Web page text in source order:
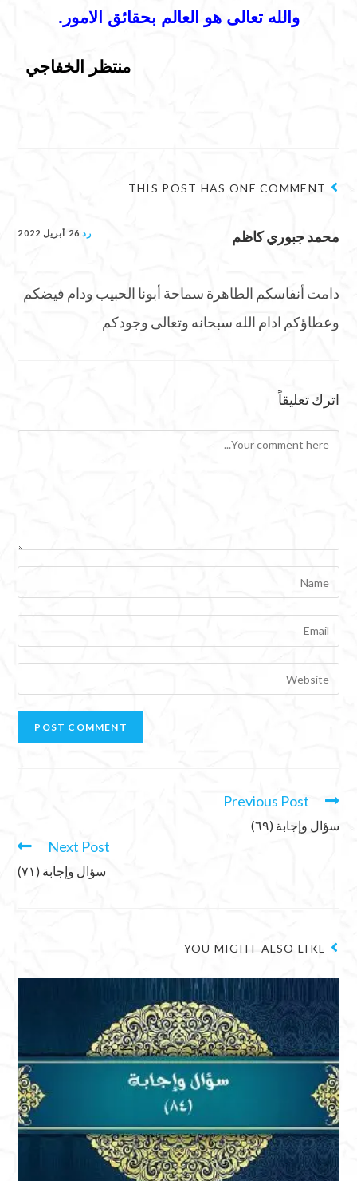
والله تعالى هو العالم بحقائق الامور.
منتظر الخفاجي
THIS POST HAS ONE COMMENT
محمد جبوري كاظم رد 26 أبريل 2022
دامت أنفاسكم الطاهرة سماحة أبونا الحبيب ودام فيضكم
وعطاؤكم ادام الله سبحانه وتعالى وجودكم
اترك تعليقاً
Previous Post
سؤال وإجابة (٦٩)
Next Post
سؤال وإجابة (٧١)
YOU MIGHT ALSO LIKE